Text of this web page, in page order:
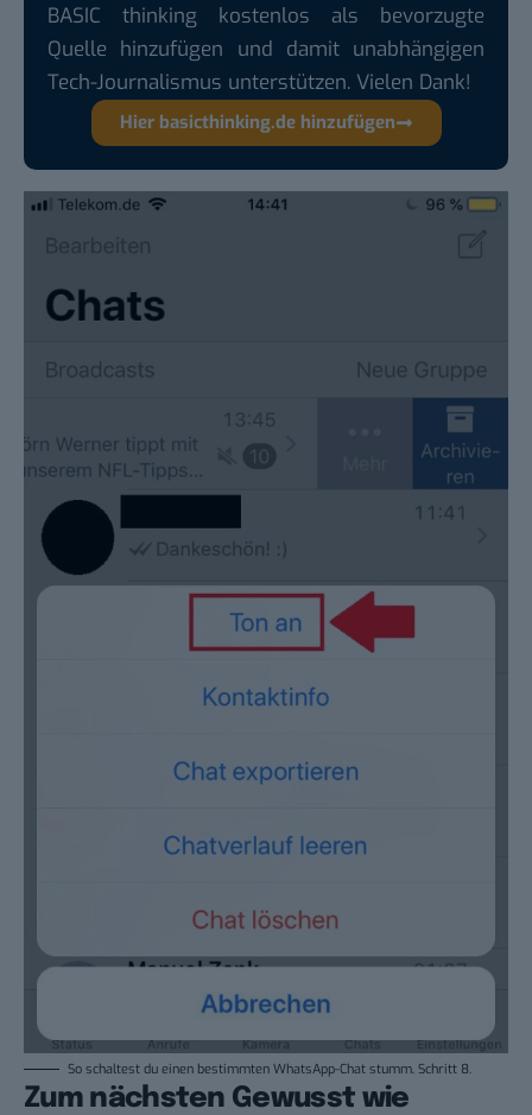
BASIC thinking kostenlos als bevorzugte
Quelle hinzufügen und damit unabhängigen
Tech-Journalismus unterstützen. Vielen Dank!
Hier basicthinking.de hinzufügen
So schaltest du einen bestimmten WhatsApp-Chat stumm. Schritt 8.
Zum nächsten Gewusst wie